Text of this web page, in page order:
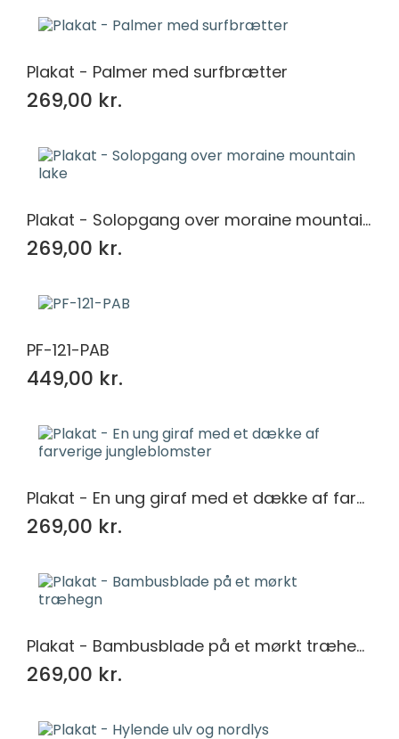
Plakat - Palmer med surfbrætter
269,00 kr.
Plakat - Solopgang over moraine mountain lake
269,00 kr.
PF-121-PAB
449,00 kr.
Plakat - En ung giraf med et dække af farverige jungleblomster
269,00 kr.
Plakat - Bambusblade på et mørkt træhegn
269,00 kr.